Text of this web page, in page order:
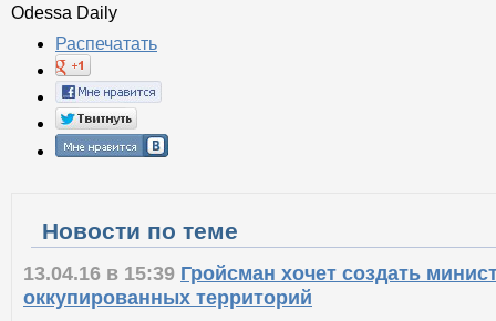
Odessa Daily
Распечатать
Новости по теме
13.04.16 в 15:39 Гройсман хочет создать
оккупированных территорий